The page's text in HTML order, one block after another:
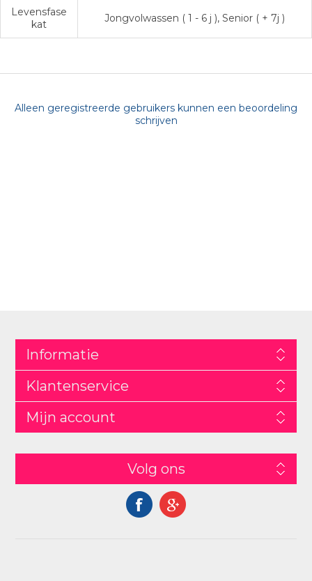
Levensfase
kat
Jongvolwassen ( 1 - 6 j ), Senior ( + 7j )
Alleen geregistreerde gebruikers kunnen een beoordeling
schrijven
Informatie
Klantenservice
Mijn account
Volg ons